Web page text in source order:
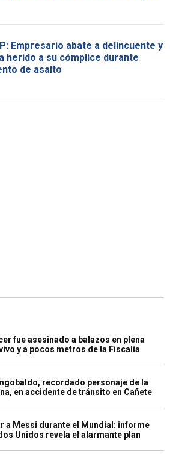
Empresario abate a delincuente y
herido a su cómplice durante
de asalto
fue asesinado a balazos en plena
y a pocos metros de la Fiscalía
recordado personaje de la
en accidente de tránsito en Cañete
a Messi durante el Mundial: informe
Unidos revela el alarmante plan